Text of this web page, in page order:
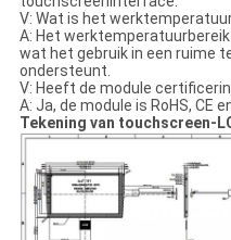
V: Wat is het
A: Het werktemperatuurbereik
wat het gebruik in een ruime
ondersteunt.
V: Heeft de module
A: Ja, de module is RoHS, CE
Tekening van touchscreen-